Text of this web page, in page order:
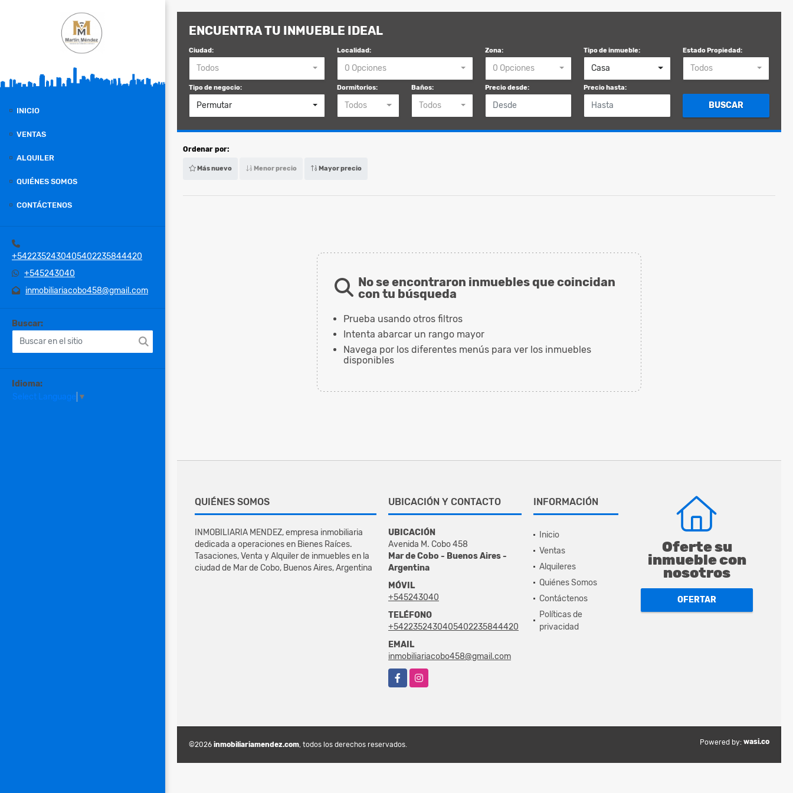
INICIO
VENTAS
ALQUILER
QUIÉNES SOMOS
CONTÁCTENOS
+5422352430405402235844420
+545243040
inmobiliariacobo458@gmail.com
Buscar:
Idioma:
Select Language ▼
ENCUENTRA TU INMUEBLE IDEAL
Ciudad:
Todos
Localidad:
0 Opciones
Zona:
0 Opciones
Tipo de inmueble:
Casa
Estado Propiedad:
Todos
Tipo de negocio:
Permutar
Dormitorios:
Todos
Baños:
Todos
Precio desde: Precio hasta:
BUSCAR
Ordenar por:
Más nuevo Menor precio Mayor precio
No se encontraron inmuebles que coincidan
con tu búsqueda
Prueba usando otros filtros
Intenta abarcar un rango mayor
Navega por los diferentes menús para ver los inmuebles
disponibles
QUIÉNES SOMOS
INMOBILIARIA MENDEZ, empresa inmobiliaria
dedicada a operaciones en Bienes Raíces.
Tasaciones, Venta y Alquiler de inmuebles en la
ciudad de Mar de Cobo, Buenos Aires, Argentina
UBICACIÓN Y CONTACTO
UBICACIÓN
Avenida M. Cobo 458
Mar de Cobo - Buenos Aires -
Argentina
MÓVIL
+545243040
TELÉFONO
+5422352430405402235844420
EMAIL
inmobiliariacobo458@gmail.com
FacebookInstagram
INFORMACIÓN
Inicio
Ventas
Alquileres
Quiénes Somos
Contáctenos
Políticas de
privacidad
Oferte su
inmueble con
nosotros
OFERTAR
©2026 inmobiliariamendez.com, todos los derechos reservados. Powered by: wasi.co